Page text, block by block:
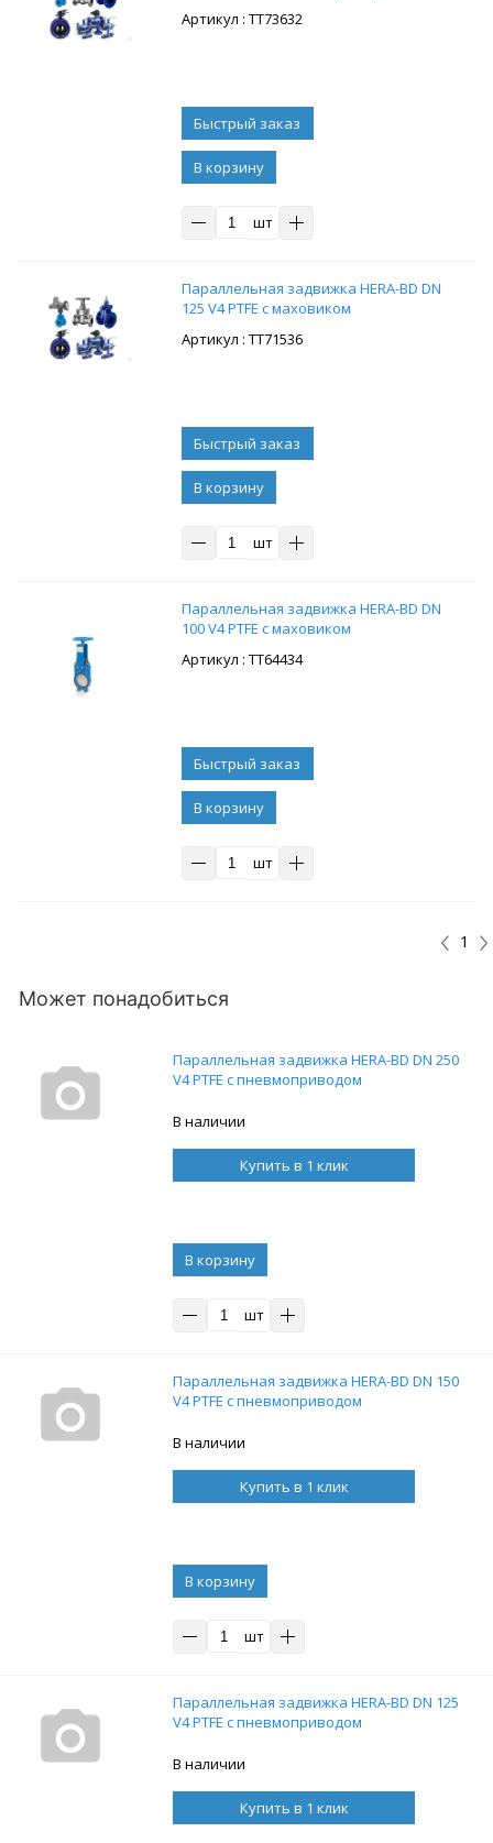
: ТТ73632
В корзину
шт
Параллельная задвижка HERA-BD DN
125 V4 PTFE с маховиком
: ТТ71536
В корзину
шт
Параллельная задвижка HERA-BD DN
100 V4 PTFE с маховиком
: ТТ64434
В корзину
шт
1
Может понадобиться
Параллельная задвижка HERA-BD DN 250
V4 PTFE с пневмоприводом
В наличии
Купить в 1 клик
В корзину
шт
Параллельная задвижка HERA-BD DN 150
V4 PTFE с пневмоприводом
В наличии
Купить в 1 клик
В корзину
шт
Параллельная задвижка HERA-BD DN 125
V4 PTFE с пневмоприводом
В наличии
Купить в 1 клик